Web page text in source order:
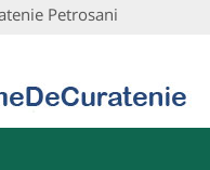
Petrosani